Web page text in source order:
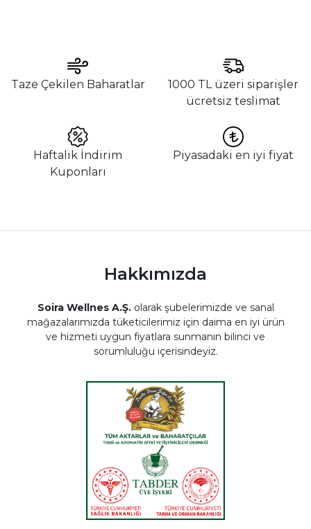
Taze Çekilen Baharatlar
1000 TL üzeri siparişler
ücretsiz teslimat
Haftalık İndirim
Kuponları
Piyasadaki en iyi fiyat
Hakkımızda
Soira Wellnes A.Ş.olarak şubelerimizde ve sanal
mağazalarımızda tüketicilerimiz için daima en iyi ürün
ve hizmeti uygun fiyatlara sunmanın bilinci ve
sorumluluğu içerisindeyiz.